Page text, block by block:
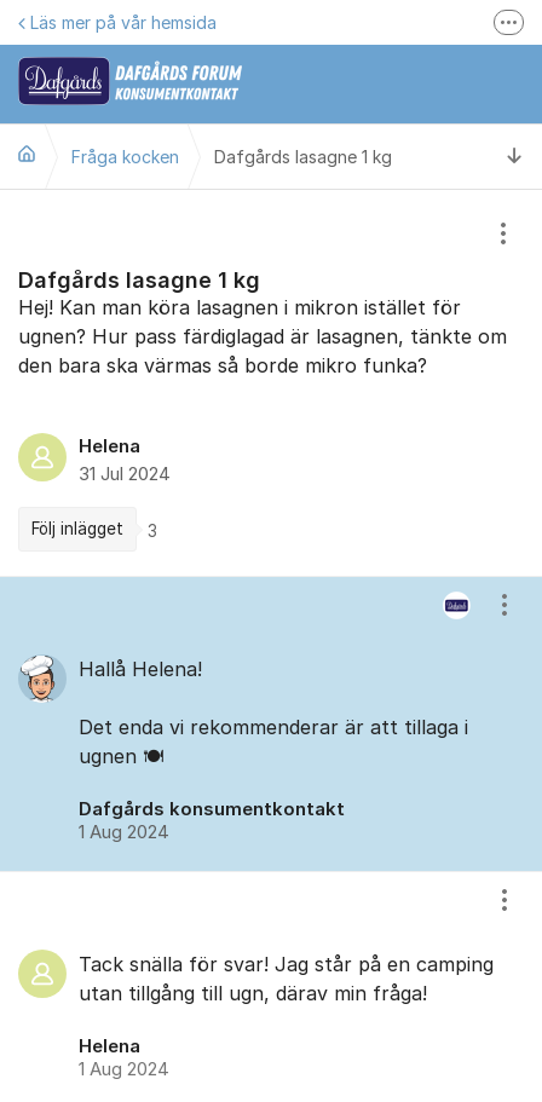
Hoppa till innehåll
Läs mer på vår hemsida
Följ @dafgards
Jobba hos oss!
Fråga kocken Dafgårds lasagne 1 kg
Dafgårds lasagne 1 kg
Hej! Kan man köra lasagnen i mikron istället för
ugnen? Hur pass färdiglagad är lasagnen, tänkte om
den bara ska värmas så borde mikro funka?
Helena
31 Jul 2024
Följ inlägget 3
Hallå Helena!
Det enda vi rekommenderar är att tillaga i
ugnen 🍽️
Dafgårds konsumentkontakt
1 Aug 2024
Tack snälla för svar! Jag står på en camping
utan tillgång till ugn, därav min fråga!
Helena
1 Aug 2024